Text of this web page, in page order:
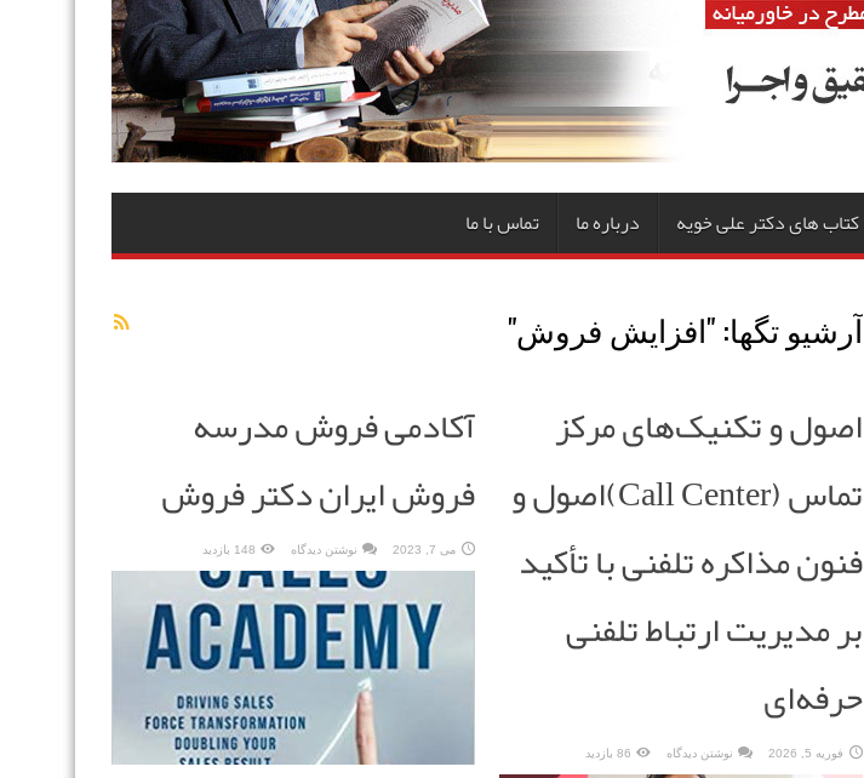
کتاب های دکتر علی خویه درباره ما تماس با ما
آرشیو تگها: "افزایش فروش"
اصول و تکنیک‌های مرکز
تماس (Call Center)اصول و
فنون مذاکره تلفنی با تأکید
بر مدیریت ارتباط تلفنی
حرفه‌ای
فوریه 5, 2026 نوشتن دیدگاه 86 بازدید
آکادمی فروش مدرسه
فروش ایران دکتر فروش
می 7, 2023 نوشتن دیدگاه 148 بازدید